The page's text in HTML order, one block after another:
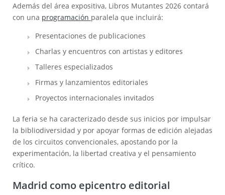
Además del área expositiva, Libros Mutantes 2026 contará
con una programación paralela que incluirá:
Presentaciones de publicaciones
Charlas y encuentros con artistas y editores
Talleres especializados
Firmas y lanzamientos editoriales
Proyectos internacionales invitados
La feria se ha caracterizado desde sus inicios por impulsar
la bibliodiversidad y por apoyar formas de edición alejadas
de los circuitos convencionales, apostando por la
experimentación, la libertad creativa y el pensamiento
crítico.
Madrid como epicentro editorial